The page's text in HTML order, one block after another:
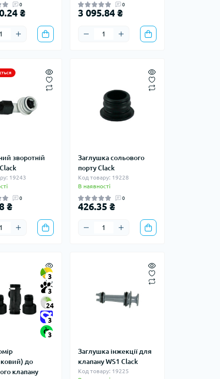
0
₴
0
3 095.84 ₴
зворотній
19243
0
₴
Заглушка сольового
порту Clack
Код товару: 19228
В наявності
0
426.35 ₴
3
3
24
3
3
до
клапану
Заглушка інжекції для
клапану WS1 Clack
Код товару: 19225